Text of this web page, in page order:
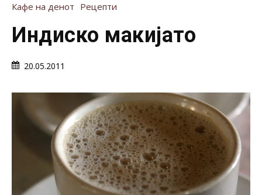
Кафе на денот Рецепти
Индиско макијато
20.05.2011